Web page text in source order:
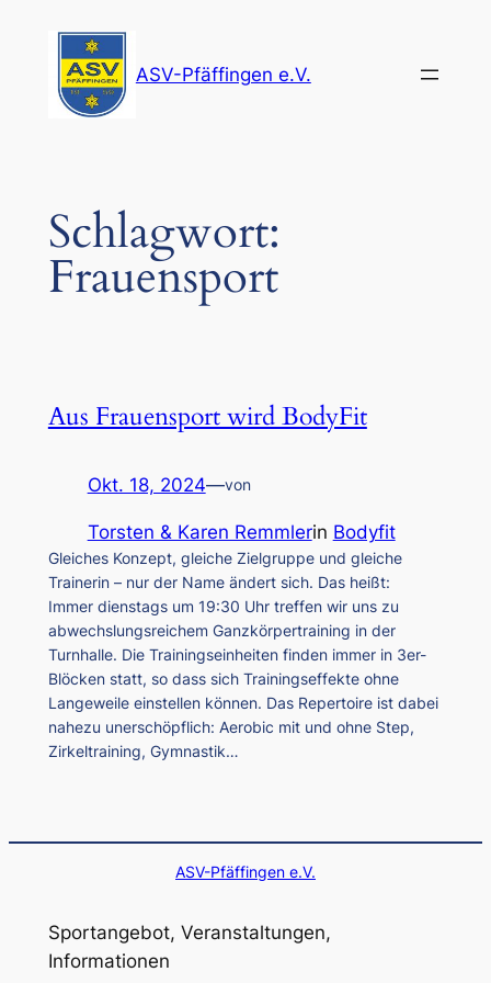
springen
ASV-Pfäffingen e.V.
Schlagwort:
Frauensport
Aus Frauensport wird BodyFit
Okt. 18, 2024—von
Torsten & Karen Remmlerin Bodyfit
Gleiches Konzept, gleiche Zielgruppe und gleiche
Trainerin – nur der Name ändert sich. Das heißt:
Immer dienstags um 19:30 Uhr treffen wir uns zu
abwechslungsreichem Ganzkörpertraining in der
Turnhalle. Die Trainingseinheiten finden immer in 3er-
Blöcken statt, so dass sich Trainingseffekte ohne
Langeweile einstellen können. Das Repertoire ist dabei
nahezu unerschöpflich: Aerobic mit und ohne Step,
Zirkeltraining, Gymnastik…
ASV-Pfäffingen e.V.
Sportangebot, Veranstaltungen,
Informationen